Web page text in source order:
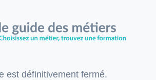
est définitivement fermé.